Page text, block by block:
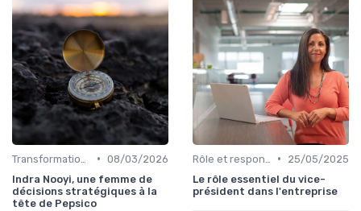
• 08/03/2026
Indra Nooyi, une femme de
décisions stratégiques à la
tête de Pepsico
•
25/05/2025
Le rôle essentiel du vice-
président dans l'entreprise